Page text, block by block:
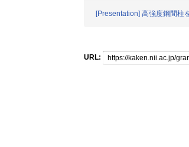
[Presentation] 高強度鋼間柱
URL: